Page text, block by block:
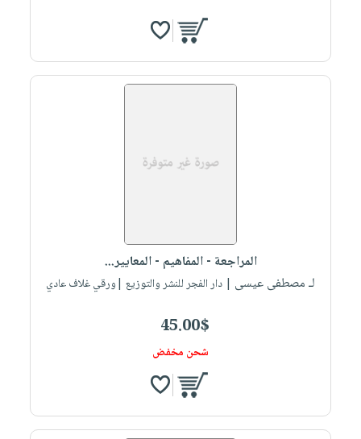
المراجعة - المفاهيم - المعايير...
لـ مصطفى عيسى | دار الفجر للنشر والتوزيع |ورقي غلاف عادي
45.00$
شحن مخفض